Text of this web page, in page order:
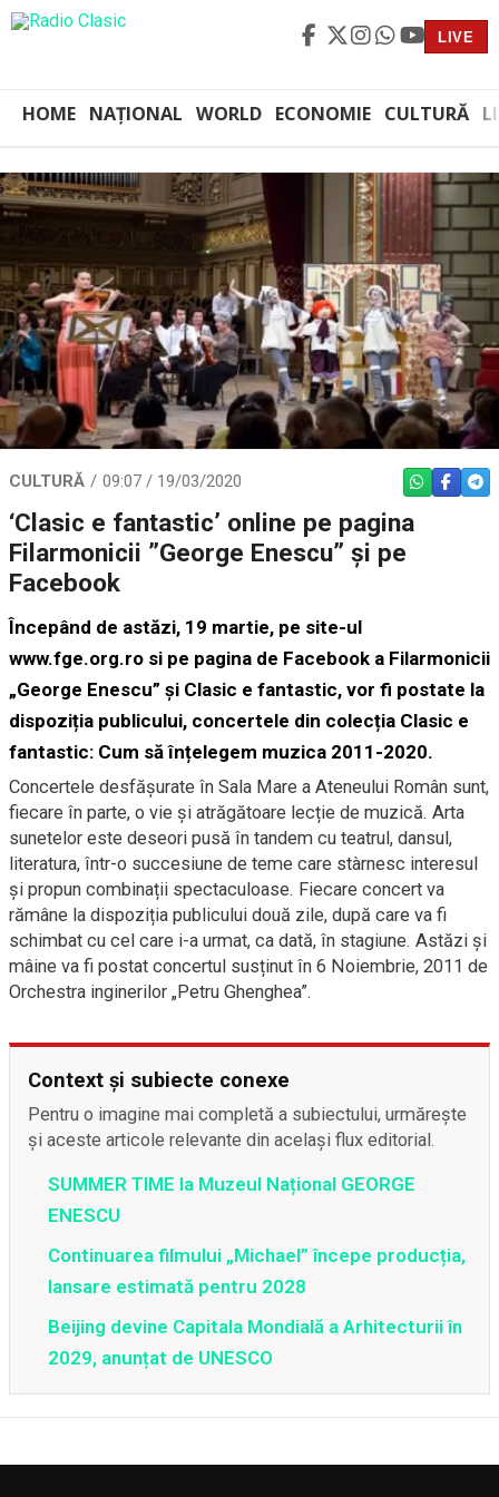
LIVE
HOME NAȚIONAL WORLD ECONOMIE CULTURĂ
CULTURĂ 09:07 / 19/03/2020 WHATSAPP
‘Clasic e fantastic’ online pe pagina
Filarmonicii ”George Enescu” și pe
Facebook
Începând de astăzi, 19 martie, pe site-ul
www.fge.org.ro si pe pagina de Facebook a Filarmonicii
„George Enescu” și Clasic e fantastic, vor fi postate la
dispoziția publicului, concertele din colecția Clasic e
fantastic: Cum să înțelegem muzica 2011-2020.
Concertele desfășurate în Sala Mare a Ateneului Român sunt,
fiecare în parte, o vie și atrăgătoare lecție de muzică. Arta
sunetelor este deseori pusă în tandem cu teatrul, dansul,
literatura, într-o succesiune de teme care stàrnesc interesul
și propun combinații spectaculoase. Fiecare concert va
rămâne la dispoziția publicului două zile, după care va fi
schimbat cu cel care i-a urmat, ca dată, în stagiune. Astăzi și
mâine va fi postat concertul susținut în 6 Noiembrie, 2011 de
Orchestra inginerilor „Petru Ghenghea”.
Context și subiecte conexe
Pentru o imagine mai completă a subiectului, urmărește
și aceste articole relevante din același flux editorial.
SUMMER TIME la Muzeul Național GEORGE
ENESCU
Continuarea filmului „Michael” începe producția,
lansare estimată pentru 2028
Beijing devine Capitala Mondială a Arhitecturii în
2029, anunțat de UNESCO